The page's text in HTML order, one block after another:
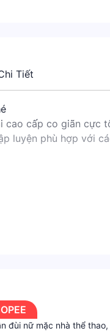
Tiết
cao cấp co giãn cực
luyện phù hợp với
xe
theo luật hiện
hàng cồng kềnh,
đùi nữ mặc nhà thể thao,